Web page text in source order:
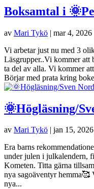
Boksamtal i
av Mari Tykö | mar 4, 2026
Vi arbetar just nu med 3
Läsgrupper..Vi kommer att
ta del av alla. Vi kommer
Börjar med prata kring
🌞Högläsning/
av Mari Tykö | jan 15, 2026
Era barns
under julen i julkalendern,
Kometen. Titta gärna
nya sagoäventyr hemma🥰
nya...